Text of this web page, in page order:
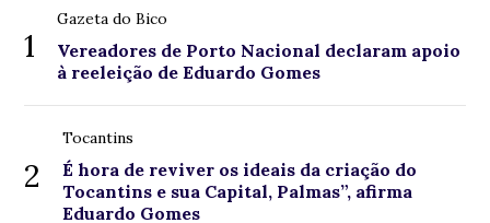
1
Gazeta do Bico
Vereadores de Porto Nacional declaram apoio
à reeleição de Eduardo Gomes
2
Tocantins
É hora de reviver os ideais da criação do
Tocantins e sua Capital, Palmas”, afirma
Eduardo Gomes